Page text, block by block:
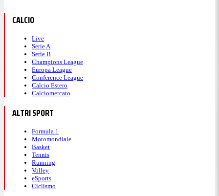
CALCIO
Live
Serie A
Serie B
Champions League
Europa League
Conference League
Calcio Estero
Calciomercato
ALTRI SPORT
Formula 1
Motomondiale
Basket
Tennis
Running
Volley
eSports
Ciclismo